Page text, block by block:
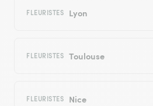
FLEURISTES Lyon
FLEURISTES Toulouse
FLEURISTES Nice